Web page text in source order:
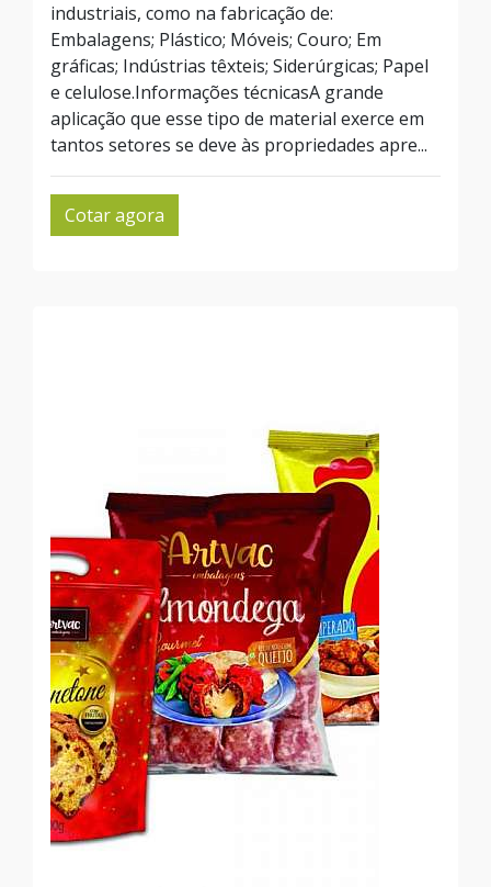
industriais, como na fabricação de:
Embalagens; Plástico; Móveis; Couro; Em
gráficas; Indústrias têxteis; Siderúrgicas; Papel
e celulose.Informações técnicasA grande
aplicação que esse tipo de material exerce em
tantos setores se deve às propriedades apre...
Cotar agora